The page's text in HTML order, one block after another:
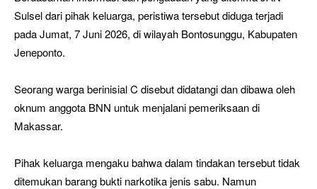
Sulsel dari pihak keluarga, peristiwa tersebut diduga terjadi
pada Jumat, 7 Juni 2026, di wilayah Bontosunggu, Kabupaten
Jeneponto.
Seorang warga berinisial C disebut didatangi dan dibawa oleh
oknum anggota BNN untuk menjalani pemeriksaan di
Makassar.
Pihak keluarga mengaku bahwa dalam tindakan tersebut tidak
ditemukan barang bukti narkotika jenis sabu. Namun